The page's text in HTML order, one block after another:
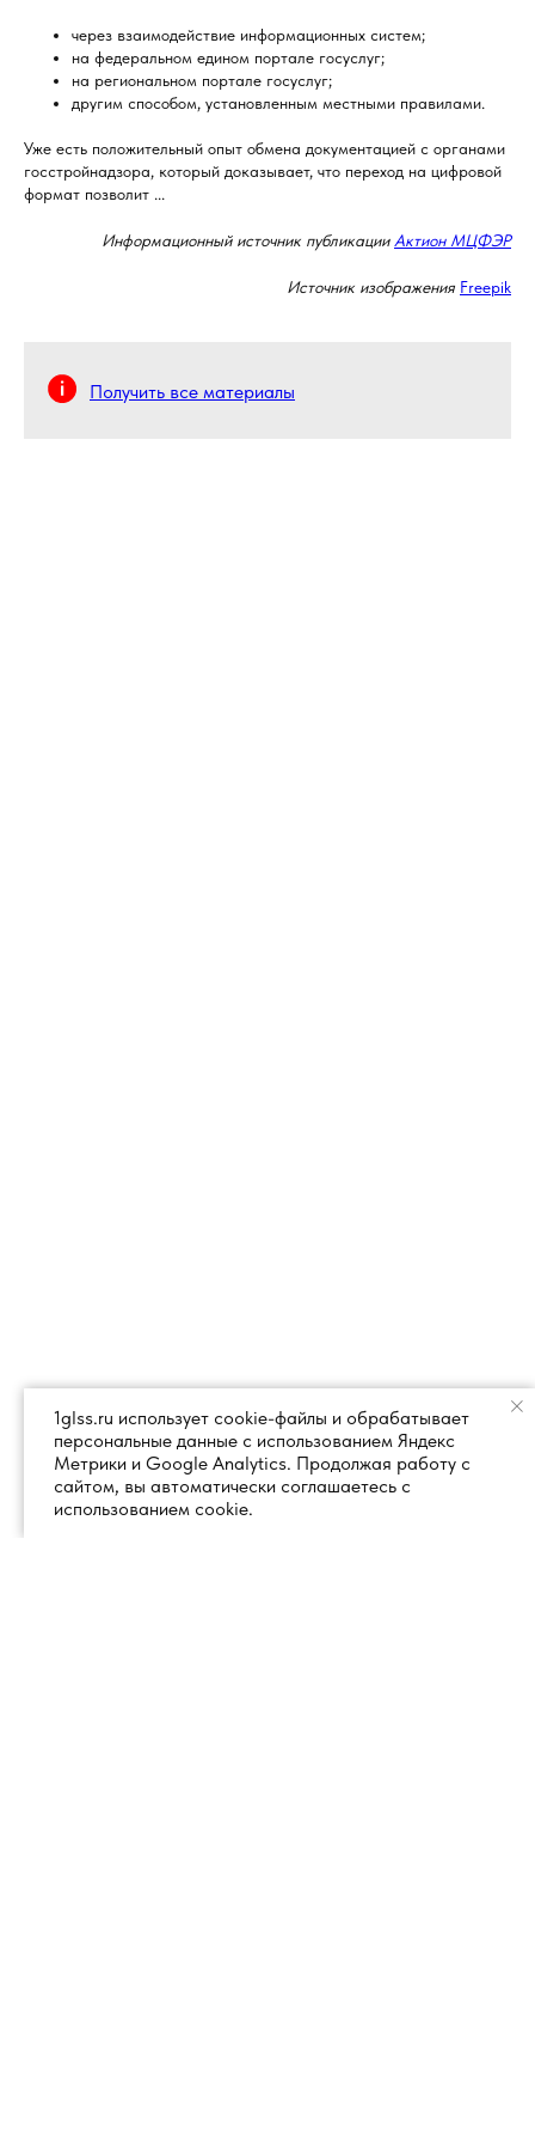
через взаимодействие информационных систем;
на федеральном едином портале госуслуг;
на региональном портале госуслуг;
другим способом, установленным местными правилами.
Уже есть положительный опыт обмена документацией с органами
госстройнадзора, который доказывает, что переход на цифровой
формат позволит ...
Информационный источник публикации Актион МЦФЭР
Источник изображения Freepik
Получить все материалы
1glss.ru использует cookie-файлы и обрабатывает
персональные данные с использованием Яндекс
Метрики и Google Analytics. Продолжая работу с
сайтом, вы автоматически соглашаетесь с
использованием cookie.